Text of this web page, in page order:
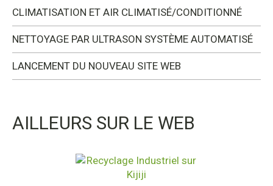
CLIMATISATION ET AIR CLIMATISÉ/CONDITIONNÉ
NETTOYAGE PAR ULTRASON SYSTÈME AUTOMATISÉ
LANCEMENT DU NOUVEAU SITE WEB
AILLEURS SUR LE WEB